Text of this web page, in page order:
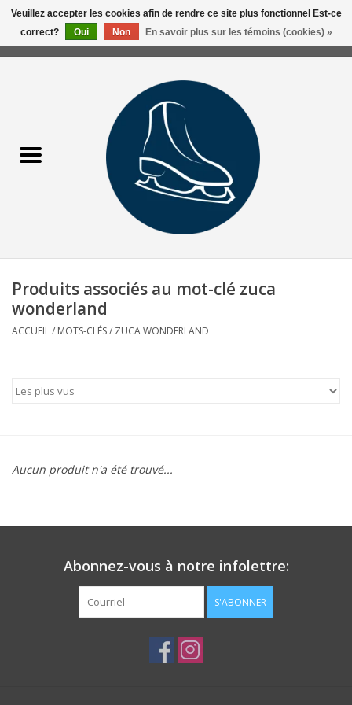
0 Articles - 0,00$CA
Liquidation/Clearance
Patins Usagés
Hockey
Patins
Produits associés au mot-clé zuca
wonderland
ACCUEIL/ MOTS-CLÉS/ ZUCA WONDERLAND
Aucun produit n'a été trouvé...
Abonnez-vous à notre infolettre:
S'ABONNER
Veuillez accepter les cookies afin de rendre ce site plus fonctionnel Est-ce
correct?
Oui Non En savoir plus sur les témoins (cookies) »